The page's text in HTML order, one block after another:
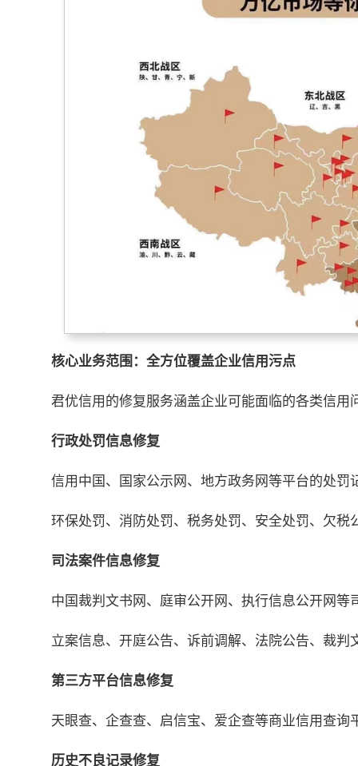
核心业务范围：全方位覆盖企业信用污点
君优信用的修复服务涵盖企业可能面临的各类信用
行政处罚信息修复
信用中国、国家公示网、地方政务网等平台的处罚
环保处罚、消防处罚、税务处罚、安全处罚、欠税
司法案件信息修复
中国裁判文书网、庭审公开网、执行信息公开网等
立案信息、开庭公告、诉前调解、法院公告、裁判
第三方平台信息修复
天眼查、企查查、启信宝、爱企查等商业信用查询
历史不良记录修复